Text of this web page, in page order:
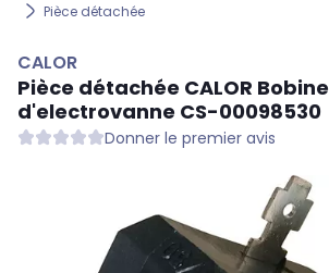
Pièce détachée
CALOR
Pièce détachée CALOR Bobine
d'electrovanne CS-00098530
Donner le premier avis